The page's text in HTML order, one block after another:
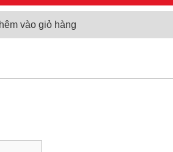
vào giỏ hàng